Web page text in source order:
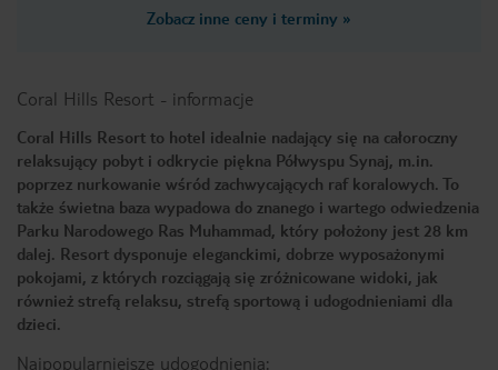
Zobacz inne ceny i terminy »
Coral Hills Resort - informacje
Coral Hills Resort to hotel idealnie nadający się na całoroczny
relaksujący pobyt i odkrycie piękna Półwyspu Synaj, m.in.
poprzez nurkowanie wśród zachwycających raf koralowych. To
także świetna baza wypadowa do znanego i wartego odwiedzenia
Parku Narodowego Ras Muhammad, który położony jest 28 km
dalej. Resort dysponuje eleganckimi, dobrze wyposażonymi
pokojami, z których rozciągają się zróżnicowane widoki, jak
również strefą relaksu, strefą sportową i udogodnieniami dla
dzieci.
Najpopularniejsze udogodnienia: